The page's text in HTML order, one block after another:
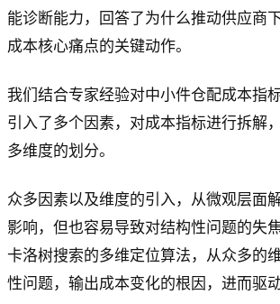
能诊断能力，回答了为什么推动供应商
成本核心痛点的关键动作。
我们结合专家经验对中小件仓配成本指
引入了多个因素，对成本指标进行拆解
多维度的划分。
众多因素以及维度的引入，从微观层面
影响，但也容易导致对结构性问题的失
卡洛树搜索的多维定位算法，从众多的
性问题，输出成本变化的根因，进而驱